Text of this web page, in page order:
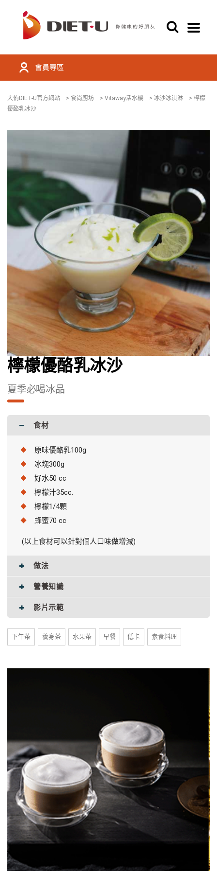
會員專區
大侑DIET-U官方網站 > 食尚廚坊 > Vitaway活水機 > 冰沙冰淇淋 > 檸檬
優酪乳冰沙
檸檬優酪乳冰沙
夏季必喝冰品
食材
原味優酪乳100g
冰塊300g
好水50 cc
檸檬汁35cc.
檸檬1/4顆
蜂蜜70 cc
(以上食材可以針對個人口味做增減)
做法
營養知識
影片示範
下午茶 養身茶 水果茶 早餐 低卡 素食料理